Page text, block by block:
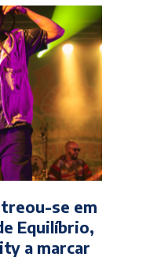
se em
Equilíbrio,
a marcar